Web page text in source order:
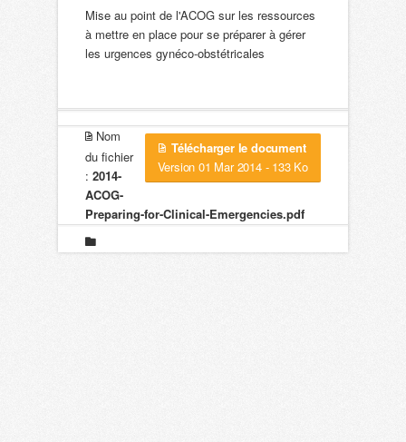
Mise au point de l'ACOG sur les ressources
à mettre en place pour se préparer à gérer
les urgences gynéco-obstétricales
Télécharger le document
Version 01 Mar 2014 - 133 Ko
Nom
du fichier
: 2014-
ACOG-
Preparing-for-Clinical-Emergencies.pdf